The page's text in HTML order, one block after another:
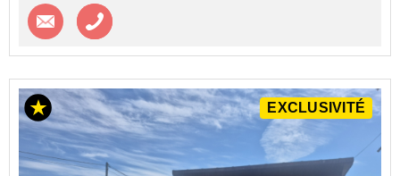
Contacter l'agence
EXCLUSIVITÉ